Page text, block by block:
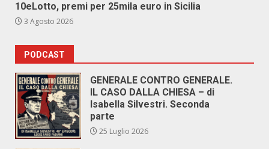
10eLotto, premi per 25mila euro in Sicilia
3 Agosto 2026
PODCAST
GENERALE CONTRO GENERALE.
IL CASO DALLA CHIESA – di
Isabella Silvestri. Seconda
parte
25 Luglio 2026